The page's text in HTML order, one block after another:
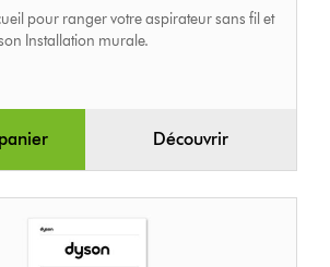
pour ranger votre aspirateur sans fil et
Installation murale.
Découvrir